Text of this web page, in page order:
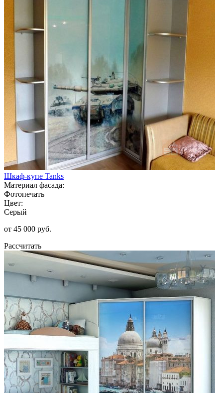
Шкаф-купе Tanks
Материал фасада:
Фотопечать
Цвет:
Серый
от 45 000 руб.
Рассчитать